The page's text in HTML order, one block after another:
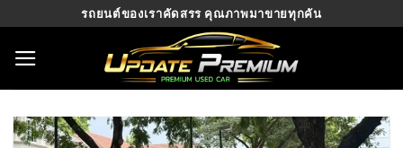
content
รถยนต์ของเราคัดสรร คุณภาพมาขายทุกคัน